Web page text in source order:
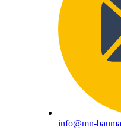
info@mn-